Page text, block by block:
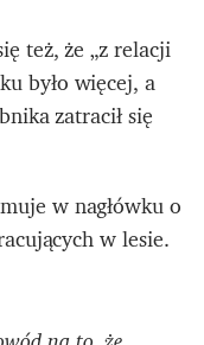
też, że „z relacji
było więcej, a
zatracił się
w nagłówku o
w lesie.